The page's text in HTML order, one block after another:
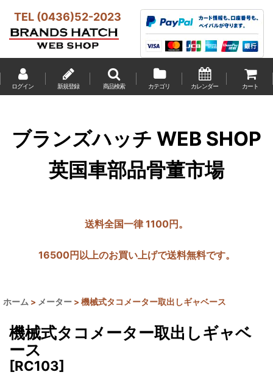
TEL (0436)52-2023
ログイン 新規登録 商品検索 カテゴリ カレンダー カート
ブランズハッチ WEB SHOP
英国車部品骨董市場
送料全国一律 1100円。
16500円以上のお買い上げで送料無料です。
ホーム > メーター > 機械式タコメーター取出しギャベース
機械式タコメーター取出しギャベ
ース
[RC103]